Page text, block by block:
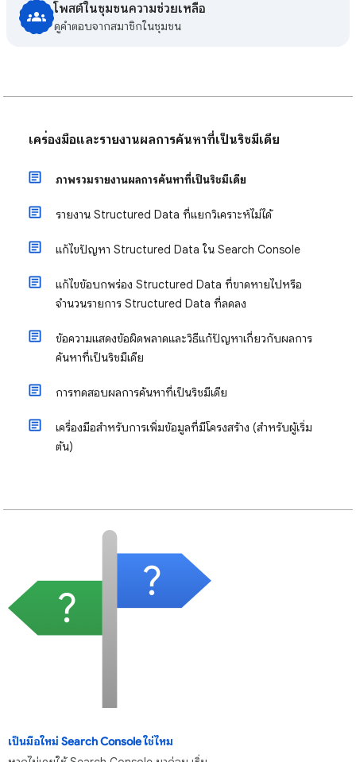
โพสต์ในชุมชนความช่วยเหลือ
ดูคําตอบจากสมาชิกในชุมชน
เครื่องมือและรายงานผลการค้นหาที่เป็นริชมีเดีย
ภาพรวมรายงานผลการค้นหาที่เป็นริชมีเดีย
รายงาน Structured Data ที่แยกวิเคราะห์ไม่ได้
แก้ไขปัญหา Structured Data ใน Search Console
แก้ไขข้อบกพร่อง Structured Data ที่ขาดหายไปหรือ
จำนวนรายการ Structured Data ที่ลดลง
ข้อความแสดงข้อผิดพลาดและวิธีแก้ปัญหาเกี่ยวกับผลการ
ค้นหาที่เป็นริชมีเดีย
การทดสอบผลการค้นหาที่เป็นริชมีเดีย
เครื่องมือสำหรับการเพิ่มข้อมูลที่มีโครงสร้าง (สำหรับผู้เริ่ม
ต้น)
เป็นมือใหม่ Search Console ใช่ไหม